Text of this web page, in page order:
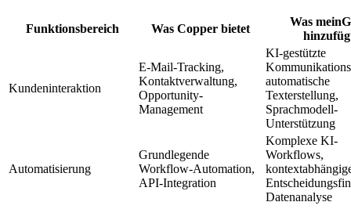
Funktionsbereich Was Copper bietet
Was
Kundeninteraktion
E-Mail-Tracking,
Kontaktverwaltung,
Opportunity-
Management
KI-gestützte
automatische
Texterstellung,
Sprachmodell-
Unterstützung
Automatisierung
Grundlegende
Workflow-Automation,
API-Integration
Komplexe KI-
Workflows,
Datenanalyse